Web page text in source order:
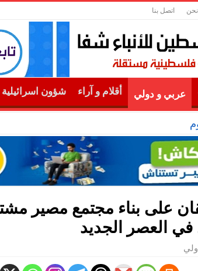
اتصل بنا
عربي و دولي أقلام و آراء شؤون اسرائيلية
على بناء مجتمع مصير
في العصر الجديد